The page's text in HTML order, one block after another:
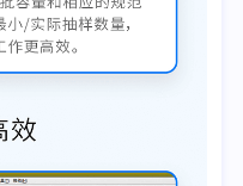
范》GB50498-2009
GB50444-2008
范》GB50354-2005
2021
标准》GB51427-2021